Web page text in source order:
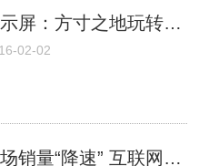
汽车显示屏：方寸之地玩转大乾坤
02-02
汽车市场销量“降速” 互联网化成趋势